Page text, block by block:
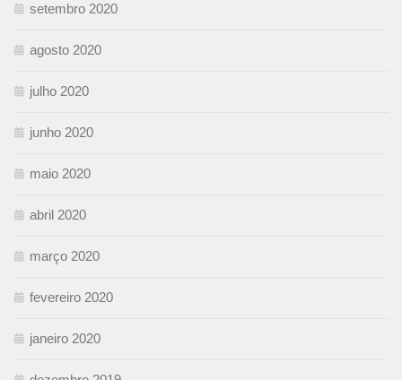
setembro 2020
agosto 2020
julho 2020
junho 2020
maio 2020
abril 2020
março 2020
fevereiro 2020
janeiro 2020